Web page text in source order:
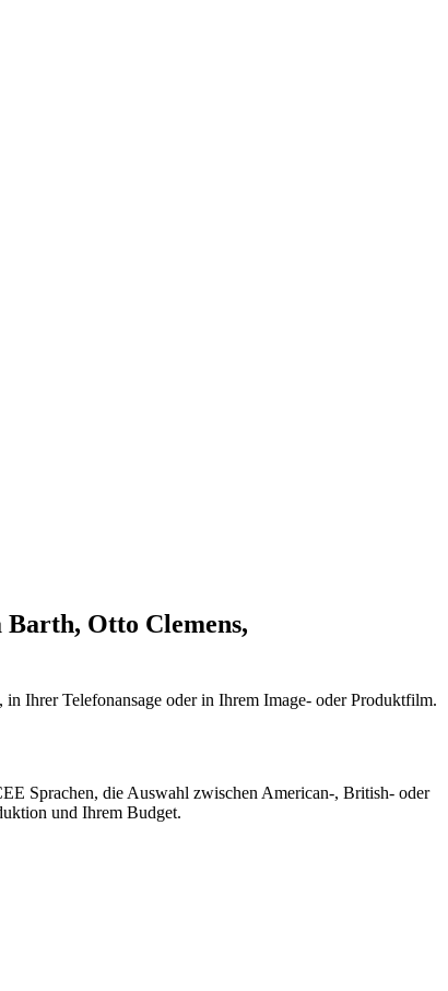
Otto Clemens,
Ihrer Telefonansage oder in Ihrem Image- oder Produktfilm.
Sprachen, die Auswahl zwischen American-, British- oder
und Ihrem Budget.